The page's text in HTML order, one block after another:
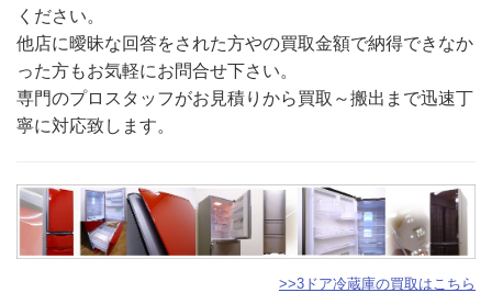
ください。
他店に曖昧な回答をされた方やの買取金額で納得できなか
った方もお気軽にお問合せ下さい。
専門のプロスタッフがお見積りから買取～搬出まで迅速丁
寧に対応致します。
>>3ドア冷蔵庫の買取はこちら